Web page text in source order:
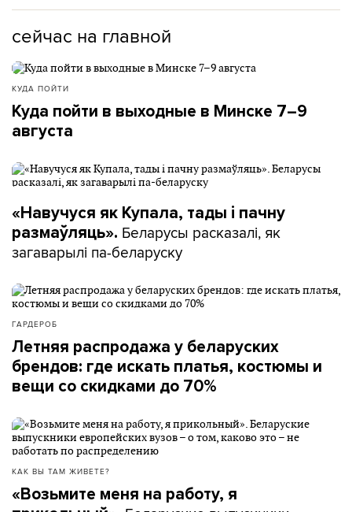
сейчас на главной
КУДА ПОЙТИ
Куда пойти в выходные в Минске 7–9
августа
«Навучуся як Купала, тады і пачну
размаўляць». Беларусы расказалі, як
загаварылі па-беларуску
ГАРДЕРОБ
Летняя распродажа у беларуских
брендов: где искать платья, костюмы и
вещи со скидками до 70%
КАК ВЫ ТАМ ЖИВЕТЕ?
«Возьмите меня на работу, я